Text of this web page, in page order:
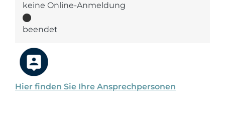
Hier finden Sie Ihre Ansprechpersonen
keine Online-Anmeldung
beendet